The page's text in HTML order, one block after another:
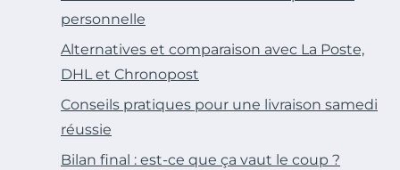
personnelle
Alternatives et comparaison avec La Poste,
DHL et Chronopost
Conseils pratiques pour une livraison samedi
réussie
Bilan final : est-ce que ça vaut le coup ?